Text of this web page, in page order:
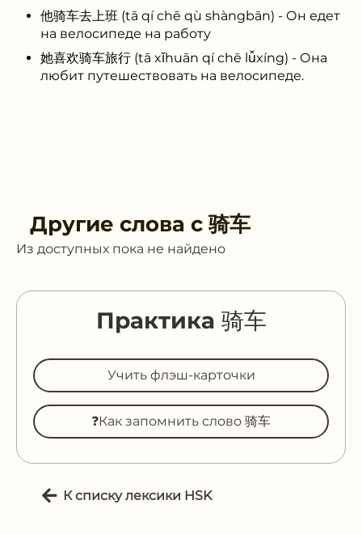
他骑车去上班 (tā qí chē qù shàngbān) - Он едет
на велосипеде на работу
她喜欢骑车旅行 (tā xǐhuān qí chē lǚxíng) - Она
любит путешествовать на велосипеде.
Другие слова с骑车
Из доступных пока не найдено
Практика 骑车
Учить флэш-карточки
❓Как запомнить слово 骑车
К списку лексики HSK